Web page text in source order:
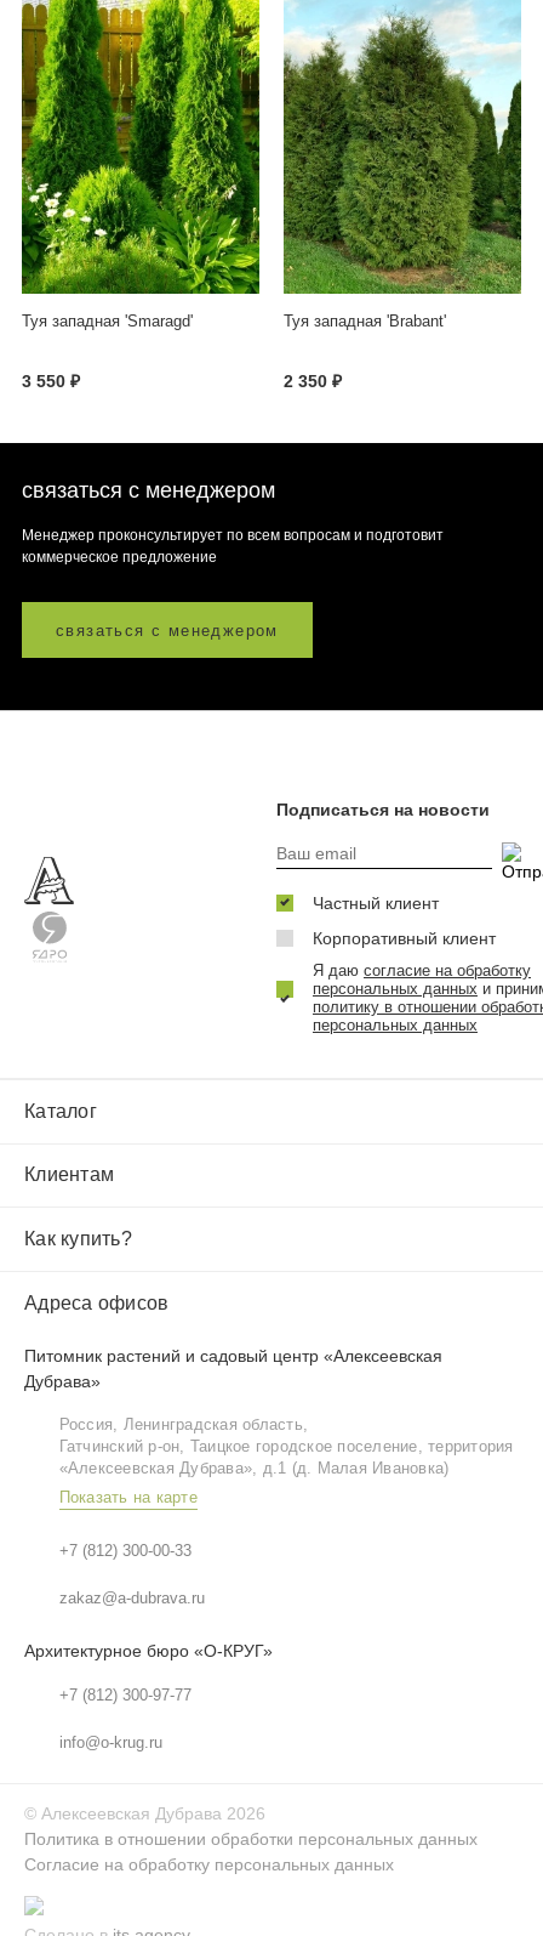
Туя западная 'Smaragd'
3 550 ₽
Туя западная 'Brabant'
2 350 ₽
связаться с менеджером
Менеджер проконсультирует по всем вопросам и подготовит
коммерческое предложение
связаться с менеджером
Каталог
Клиентам
Как купить?
Адреса офисов
Питомник растений и садовый центр «Алексеевская
Дубрава»
Россия, Ленинградская область,
Гатчинский р‑он, Таицкое городское поселение, территория
«Алексеевская Дубрава», д.1 (д. Малая Ивановка)
Показать на карте
+7 (812) 300-00-33
zakaz@a-dubrava.ru
Архитектурное бюро «О-КРУГ»
+7 (812) 300-97-77
info@o-krug.ru
Подписаться на новости
Частный клиент
Корпоративный клиент
Я даю согласие на обработку
персональных данных и
политику в отношении
персональных данных
© Алексеевская Дубрава 2026
Политика в отношении обработки персональных данных
Согласие на обработку персональных данных